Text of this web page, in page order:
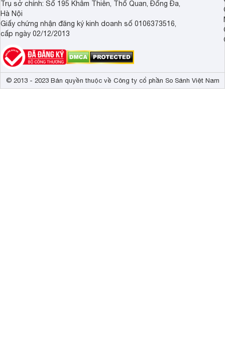
Thời gian sẽ tính từ ngày kích hoạt bảo hành tivi Coocaa.
4.1 Cách kích hoạt bảo hành tivi Coocaa
Để kích hoạt bảo hành tivi Coocaa, người sử dụng có thể
- Cách 1: Kích hoạt thông qua tin nhắn SMS bằng cú pháp
hànggửi 8083.
- Cách 2: Gọi điện tới tổng đài1800 1180để nhờ nhân viên
Trụ sở chính: Số 195 Khâm Thiên, Thổ Quan, Đống Đa,
Hà Nội
Giấy chứng nhận đăng ký kinh doanh số 0106373516,
cấp ngày 02/12/2013
© 2013 - 2023 Bản quyền thuộc về Công ty cổ phần So Sánh Việt Nam